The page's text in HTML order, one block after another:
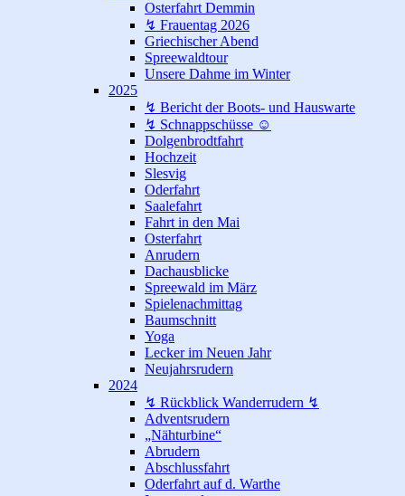
Osterfahrt Demmin
↯ Frauentag 2026
Griechischer Abend
Spreewaldtour
Unsere Dahme im Winter
2025
↯ Bericht der Boots- und Hauswarte
↯ Schnappschüsse ☺
Dolgenbrodtfahrt
Hochzeit
Slesvig
Oderfahrt
Saalefahrt
Fahrt in den Mai
Osterfahrt
Anrudern
Dachausblicke
Spreewald im März
Spielenachmittag
Baumschnitt
Yoga
Lecker im Neuen Jahr
Neujahrsrudern
2024
↯ Rückblick Wanderrudern ↯
Adventsrudern
„Nähturbine“
Abrudern
Abschlussfahrt
Oderfahrt auf d. Warthe